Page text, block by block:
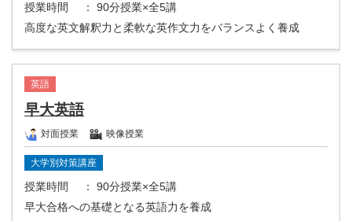
授業時間
： 90分授業×全5講
高度な英文解釈力と柔軟な英作文力をバランスよく養成
英語
早大英語
対面授業 映像授業
大学別対策講座
授業時間
： 90分授業×全5講
早大合格への基礎となる英語力を養成